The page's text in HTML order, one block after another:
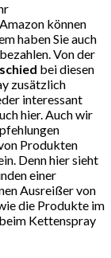
können
haben Sie auch
Von der
bei diesen
zusätzlich
interessant
hier. Auch wir
Produkten
Denn hier sieht
einer
Ausreißer von
die Produkte im
Ket­ten­spray